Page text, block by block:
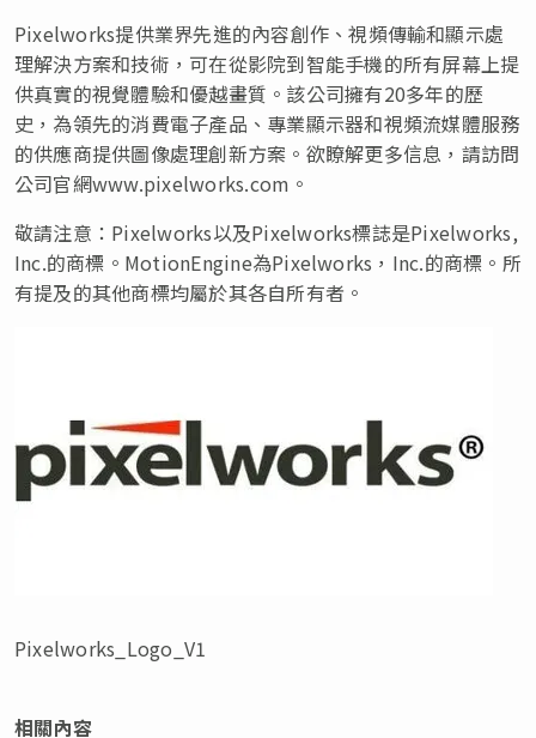
Pixelworks提供業界先進的內容創作、視頻傳輸和顯示處
理解決方案和技術，可在從影院到智能手機的所有屏幕上提
供真實的視覺體驗和優越畫質。該公司擁有20多年的歷
史，為領先的消費電子產品、專業顯示器和視頻流媒體服務
的供應商提供圖像處理創新方案。欲瞭解更多信息，請訪問
公司官網www.pixelworks.com。
敬請注意：Pixelworks以及Pixelworks標誌是Pixelworks,
Inc.的商標。MotionEngine為Pixelworks，Inc.的商標。所
有提及的其他商標均屬於其各自所有者。
Pixelworks_Logo_V1
相關內容